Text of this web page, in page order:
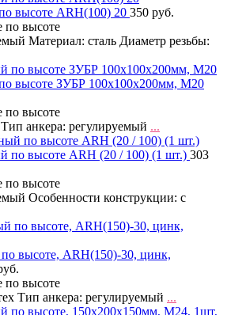
высоте ARH(100) 20 350 руб.
по высоте
Материал: сталь Диаметр резьбы:
высоте ЗУБР 100х100х200мм, М20
по высоте
анкера: регулируемый ...
по высоте ARH (20 / 100) (1 шт.) 303
по высоте
Особенности конструкции: с
высоте, ARH(150)-30, цинк,
по высоте
Тип анкера: регулируемый ...